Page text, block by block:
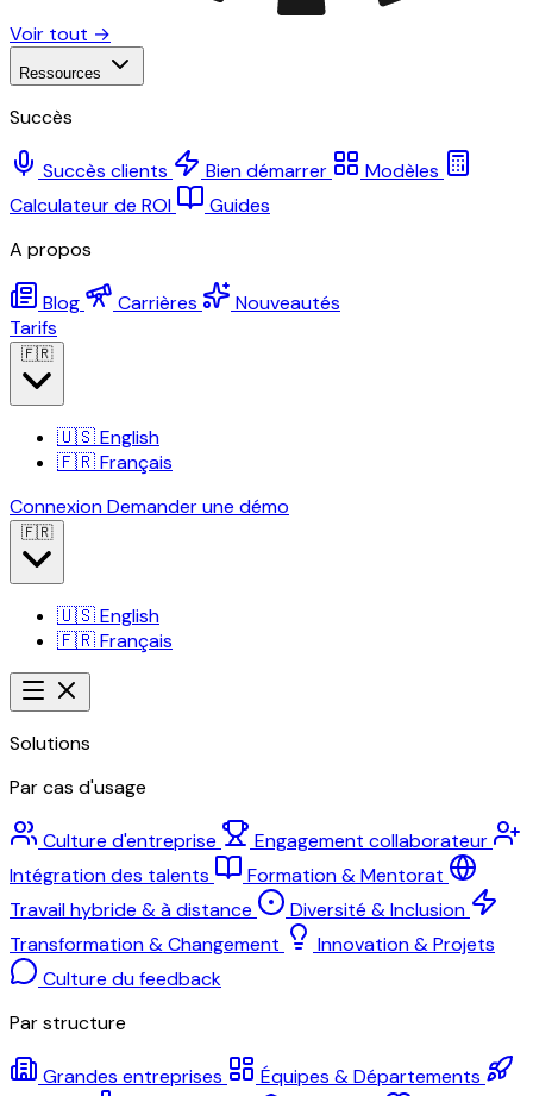
Voir tout →
Ressources
Succès
Succès clients Bien démarrer
Modèles
Calculateur de ROI
Guides
A propos
Blog Carrières
Nouveautés
Tarifs
🇫🇷
🇺🇸English
🇫🇷Français
ConnexionDemander une démo
🇫🇷
🇺🇸English
🇫🇷Français
Solutions
Par cas d'usage
Culture d'entreprise
Engagement collaborateur
Intégration des talents
Formation & Mentorat
Travail hybride & à distance
Diversité & Inclusion
Transformation & Changement
Innovation & Projets
Culture du feedback
Par structure
Grandes entreprises
Équipes & Départements